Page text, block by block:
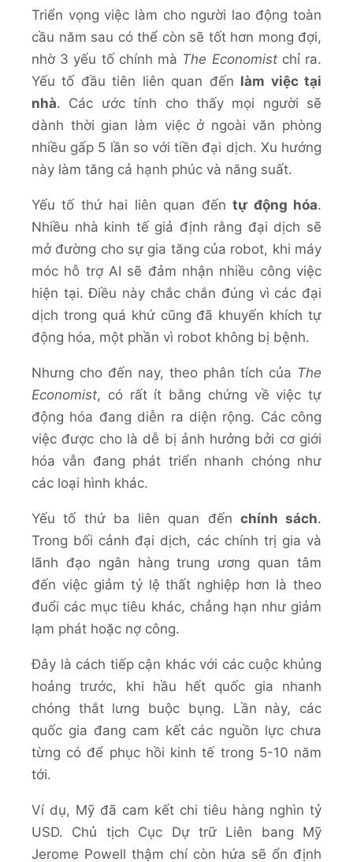
Triển vọng việc làm cho người lao động toàn
cầu năm sau có thể còn sẽ tốt hơn mong đợi,
nhờ 3 yếu tố chính mà The Economist chỉ ra.
Yếu tố đầu tiên liên quan đến làm việc tại
nhà. Các ước tính cho thấy mọi người sẽ
dành thời gian làm việc ở ngoài văn phòng
nhiều gấp 5 lần so với tiền đại dịch. Xu hướng
này làm tăng cả hạnh phúc và năng suất.
Yếu tố thứ hai liên quan đếntự động hóa.
Nhiều nhà kinh tế giả định rằng đại dịch sẽ
mở đường cho sự gia tăng của robot, khi máy
móc hỗ trợ AI sẽ đảm nhận nhiều công việc
hiện tại. Điều này chắc chắn đúng vì các đại
dịch trong quá khứ cũng đã khuyến khích tự
động hóa, một phần vì robot không bị bệnh.
Nhưng cho đến nay, theo phân tích của The
Economist, có rất ít bằng chứng về việc tự
động hóa đang diễn ra diện rộng. Các công
việc được cho là dễ bị ảnh hưởng bởi cơ giới
hóa vẫn đang phát triển nhanh chóng như
các loại hình khác.
Yếu tố thứ ba liên quan đến chính sách.
Trong bối cảnh đại dịch, các chính trị gia và
lãnh đạo ngân hàng trung ương quan tâm
đến việc giảm tỷ lệ thất nghiệp hơn là theo
đuổi các mục tiêu khác, chẳng hạn như giảm
lạm phát hoặc nợ công.
Đây là cách tiếp cận khác với các cuộc khủng
hoảng trước, khi hầu hết quốc gia nhanh
chóng thắt lưng buộc bụng. Lần này, các
quốc gia đang cam kết các nguồn lực chưa
từng có để phục hồi kinh tế trong 5-10 năm
tới.
Ví dụ, Mỹ đã cam kết chi tiêu hàng nghìn tỷ
USD. Chủ tịch Cục Dự trữ Liên bang Mỹ
Jerome Powell thậm chí còn hứa sẽ ổn định